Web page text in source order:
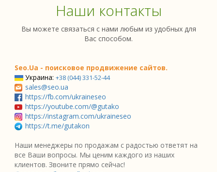
Наши контакты
Вы можете связаться с нами любым из удобных для
Вас способом.
Seo.Ua - поисковое продвижение сайтов.
Украина: +38 (044) 331-52-44
sales@seo.ua
https://fb.com/ukraineseo
https://youtube.com/@gutako
https://instagram.com/ukraineseo
https://t.me/gutakon
Наши менеджеры по продажам с радостью ответят на
все Ваши вопросы. Мы ценим каждого из наших
клиентов. Звоните прямо сейчас!